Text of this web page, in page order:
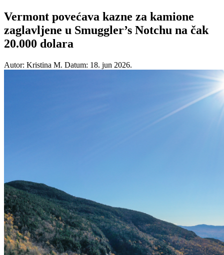
Vermont povećava kazne za kamione
zaglavljene u Smuggler’s Notchu na čak
20.000 dolara
Autor: Kristina M. Datum: 18. jun 2026.